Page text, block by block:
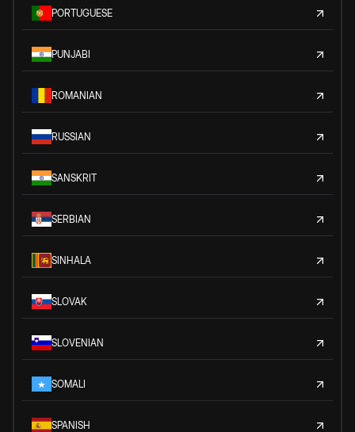
PORTUGUESE
PUNJABI
ROMANIAN
RUSSIAN
SANSKRIT
SERBIAN
SINHALA
SLOVAK
SLOVENIAN
SOMALI
SPANISH